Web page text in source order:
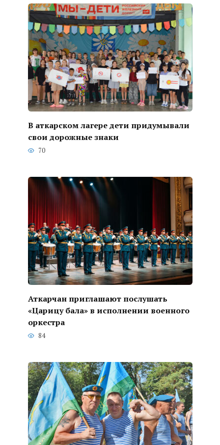
В аткарском лагере дети придумывали
свои дорожные знаки
70
Аткарчан приглашают послушать
«Царицу бала» в исполнении военного
оркестра
84